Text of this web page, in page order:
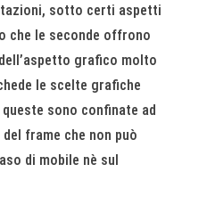
sotto certi aspetti
che le seconde offrono
grafico molto
le scelte grafiche
sono confinate ad
frame che non può
di mobile nè sul